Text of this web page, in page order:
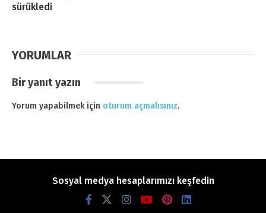
sürükledi
YORUMLAR
Bir yanıt yazın
Yorum yapabilmek için oturum açmalısınız.
Sosyal medya hesaplarımızı keşfedin